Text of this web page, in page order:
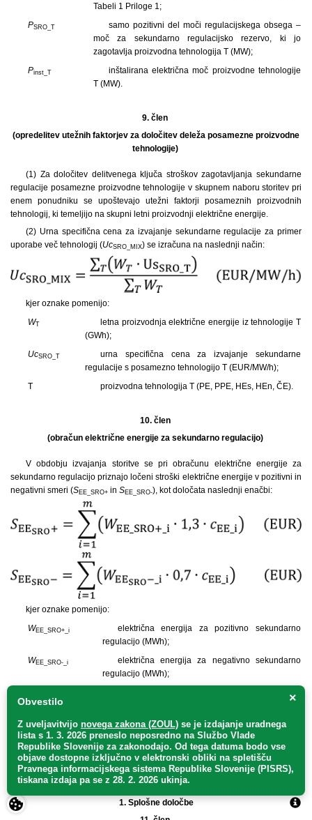
Tabeli 1 Priloge 1;
PSRO_T
samo pozitivni del moči regulacijskega obsega –
moč za sekundarno regulacijsko rezervo, ki jo
zagotavlja proizvodna tehnologija T (MW);
Pinst_T
inštalirana električna moč proizvodne tehnologije
T (MW).
9. člen
(opredelitev utežnih faktorjev za določitev deleža posamezne proizvodne
tehnologije)
(1) Za določitev delitvenega ključa stroškov zagotavljanja sekundarne
regulacije posamezne proizvodne tehnologije v skupnem naboru storitev pri
enem ponudniku se upoštevajo utežni faktorji posameznih proizvodnih
tehnologij, ki temeljijo na skupni letni proizvodnji električne energije.
(2) Urna specifična cena za izvajanje sekundarne regulacije za primer
uporabe več tehnologij (UcSRO_MIX) se izračuna na naslednji način:
kjer oznake pomenijo:
WT
letna proizvodnja električne energije iz tehnologije T
(GWh);
UcSRO_T
urna specifična cena za izvajanje sekundarne
regulacije s posamezno tehnologijo T (EUR/MW/h);
T
proizvodna tehnologija T (PE, PPE, HEs, HEn, ČE).
10. člen
(obračun električne energije za sekundarno regulacijo)
V obdobju izvajanja storitve se pri obračunu električne energije za
sekundarno regulacijo priznajo ločeni stroški električne energije v pozitivni in
negativni smeri (SEE_SRO+ in SEE_SRO-), kot določata naslednji enačbi:
kjer oznake pomenijo:
WEE_SRO+_i
električna energija za pozitivno sekundarno
regulacijo (MWh);
WEE_SRO-_i
električna energija za negativno sekundarno
regulacijo (MWh);
m
število ur izvajanja sekundarne regulacije v
obdobju zakupa.
III. DOLOČITEV LETNE CENE ZA KRITJE STROŠKOV ZAGOTAVLJANJA
TERCIARNE REGULACIJE
1. Splošne določbe
×
Obvestilo
Z uveljavitvijo novega zakona (ZOUL) se je izdajanje uradnega
lista s 1. 3. 2026 preneslo neposredno na Službo Vlade
Republike Slovenije za zakonodajo. Od tega datuma bodo vse
objave dostopne izključno v elektronski obliki na spletišču
Pravnega informacijskega sistema Republike Slovenije (PISRS),
tiskana izdaja pa se z 28. 2. 2026 ukinja.